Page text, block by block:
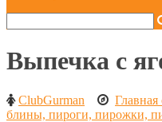
Выпечка с
ClubGurman Главная
блины, пироги, пирожки,